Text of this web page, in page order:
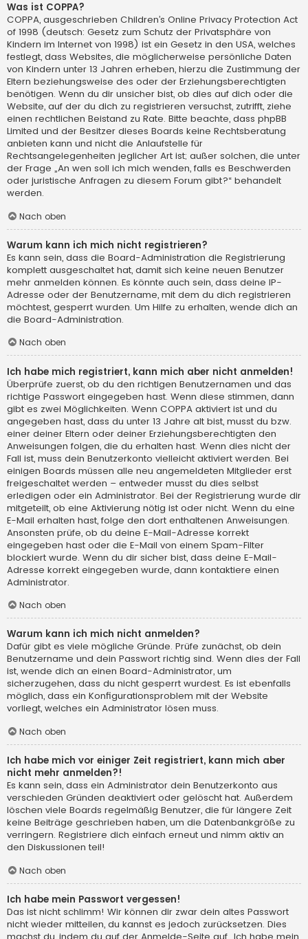
Was ist COPPA?
COPPA, ausgeschrieben Children’s Online Privacy Protection Act
of 1998 (deutsch: Gesetz zum Schutz der Privatsphäre von
Kindern im Internet von 1998) ist ein Gesetz in den USA, welches
festlegt, dass Websites, die möglicherweise persönliche Daten
von Kindern unter 13 Jahren erheben, hierzu die Zustimmung der
Eltern beziehungsweise des oder der Erziehungsberechtigten
benötigen. Wenn du dir unsicher bist, ob dies auf dich oder die
Website, auf der du dich zu registrieren versuchst, zutrifft, ziehe
einen rechtlichen Beistand zu Rate. Bitte beachte, dass phpBB
Limited und der Besitzer dieses Boards keine Rechtsberatung
anbieten kann und nicht die Anlaufstelle für
Rechtsangelegenheiten jeglicher Art ist; außer solchen, die unter
der Frage „An wen soll ich mich wenden, falls es Beschwerden
oder juristische Anfragen zu diesem Forum gibt?“ behandelt
werden.
Nach oben
Warum kann ich mich nicht registrieren?
Es kann sein, dass die Board-Administration die Registrierung
komplett ausgeschaltet hat, damit sich keine neuen Benutzer
mehr anmelden können. Es könnte auch sein, dass deine IP-
Adresse oder der Benutzername, mit dem du dich registrieren
möchtest, gesperrt wurden. Um Hilfe zu erhalten, wende dich an
die Board-Administration.
Nach oben
Ich habe mich registriert, kann mich aber nicht anmelden!
Überprüfe zuerst, ob du den richtigen Benutzernamen und das
richtige Passwort eingegeben hast. Wenn diese stimmen, dann
gibt es zwei Möglichkeiten. Wenn COPPA aktiviert ist und du
angegeben hast, dass du unter 13 Jahre alt bist, musst du bzw.
einer deiner Eltern oder deiner Erziehungsberechtigten den
Anweisungen folgen, die du erhalten hast. Wenn dies nicht der
Fall ist, muss dein Benutzerkonto vielleicht aktiviert werden. Bei
einigen Boards müssen alle neu angemeldeten Mitglieder erst
freigeschaltet werden – entweder musst du dies selbst
erledigen oder ein Administrator. Bei der Registrierung wurde dir
mitgeteilt, ob eine Aktivierung nötig ist oder nicht. Wenn du eine
E-Mail erhalten hast, folge den dort enthaltenen Anweisungen.
Ansonsten prüfe, ob du deine E-Mail-Adresse korrekt
eingegeben hast oder die E-Mail von einem Spam-Filter
blockiert wurde. Wenn du dir sicher bist, dass deine E-Mail-
Adresse korrekt eingegeben wurde, dann kontaktiere einen
Administrator.
Nach oben
Warum kann ich mich nicht anmelden?
Dafür gibt es viele mögliche Gründe. Prüfe zunächst, ob dein
Benutzername und dein Passwort richtig sind. Wenn dies der Fall
ist, wende dich an einen Board-Administrator, um
sicherzugehen, dass du nicht gesperrt wurdest. Es ist ebenfalls
möglich, dass ein Konfigurationsproblem mit der Website
vorliegt, welches ein Administrator lösen muss.
Nach oben
Ich habe mich vor einiger Zeit registriert, kann mich aber
nicht mehr anmelden?!
Es kann sein, dass ein Administrator dein Benutzerkonto aus
verschieden Gründen deaktiviert oder gelöscht hat. Außerdem
löschen viele Boards regelmäßig Benutzer, die für längere Zeit
keine Beiträge geschrieben haben, um die Datenbankgröße zu
verringern. Registriere dich einfach erneut und nimm aktiv an
den Diskussionen teil!
Nach oben
Ich habe mein Passwort vergessen!
Das ist nicht schlimm! Wir können dir zwar dein altes Passwort
nicht wieder mitteilen, du kannst es jedoch zurücksetzen. Dies